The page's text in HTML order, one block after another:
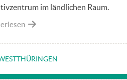
im ländlichen Raum.